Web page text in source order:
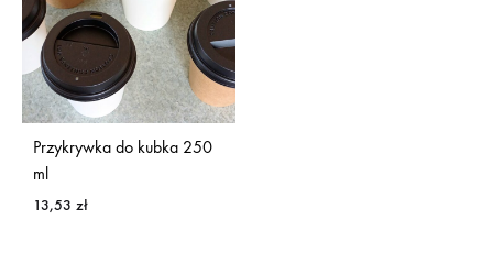
Przykrywka do kubka 250
ml
13,53 zł